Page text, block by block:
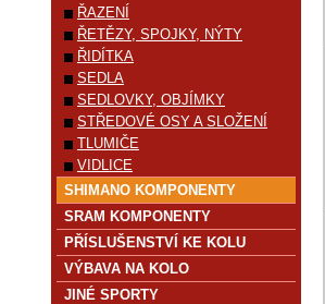
ŘAZENÍ
ŘETĚZY, SPOJKY, NÝTY
ŘIDÍTKA
SEDLA
SEDLOVKY, OBJÍMKY
STŘEDOVÉ OSY A SLOŽENÍ
TLUMIČE
VIDLICE
SHIMANO KOMPONENTY
SRAM KOMPONENTY
PŘÍSLUŠENSTVÍ KE KOLU
VÝBAVA NA KOLO
JINÉ SPORTY